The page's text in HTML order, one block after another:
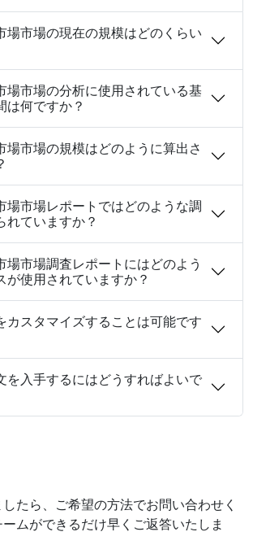
場市場の現在の規模はどのくらい
場市場の分析に使用されている基
は何ですか？
場市場の規模はどのように算出さ
場市場レポートではどのような調
れていますか？
場市場調査レポートにはどのよう
が使用されていますか？
カスタマイズすることは可能です
を入手するにはどうすればよいで
たら、ご希望の方法でお問い合わせく
ムができるだけ早くご返答いたしま